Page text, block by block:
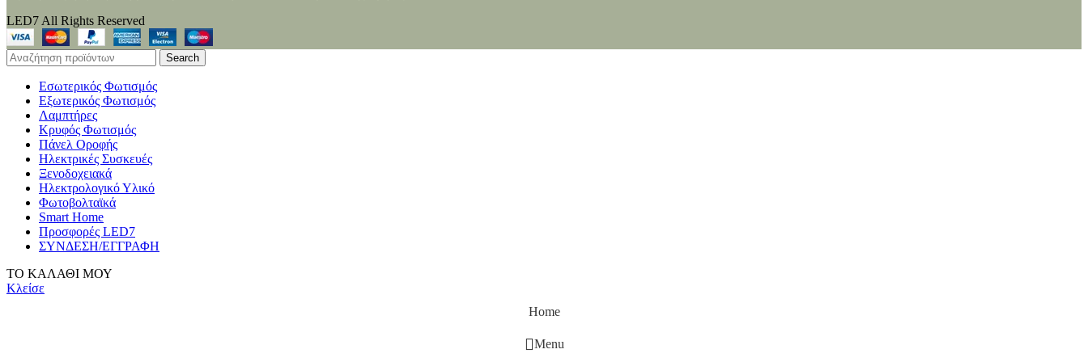
LED7 All Rights Reserved
Search
Εσωτερικός Φωτισμός
Εξωτερικός Φωτισμός
Λαμπτήρες
Κρυφός Φωτισμός
Πάνελ Οροφής
Ηλεκτρικές Συσκευές
Ξενοδοχειακά
Ηλεκτρολογικό Υλικό
Φωτοβολταϊκά
Smart Home
Προσφορές LED7
ΣΥΝΔΕΣΗ/ΕΓΓΡΑΦΗ
ΤΟ ΚΑΛΑΘΙ ΜΟΥ
Κλείσε
Home
Menu